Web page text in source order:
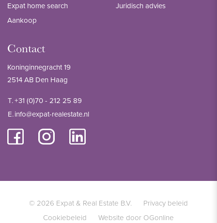
Expat home search
Aankoop
Juridisch advies
Contact
Koninginnegracht 19
2514 AB Den Haag
T.+31 (0)70 - 212 25 89
E.info@expat-realestate.nl
© 2026 Expat & Real Estate B.V.
Privacy beleid
Cookiebeleid
Website door OGonline